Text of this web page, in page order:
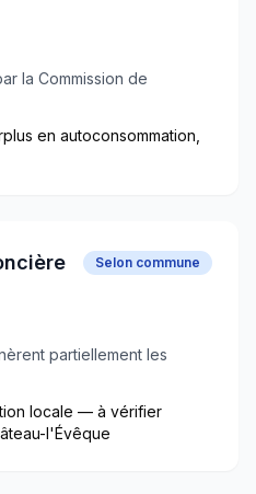
la Commission de
en autoconsommation,
Selon commune
partiellement les
locale — à vérifier
l'Évêque